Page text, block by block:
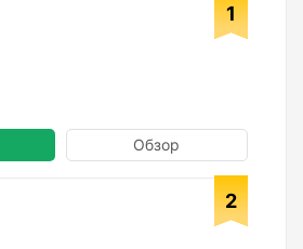
1
Обзор
2